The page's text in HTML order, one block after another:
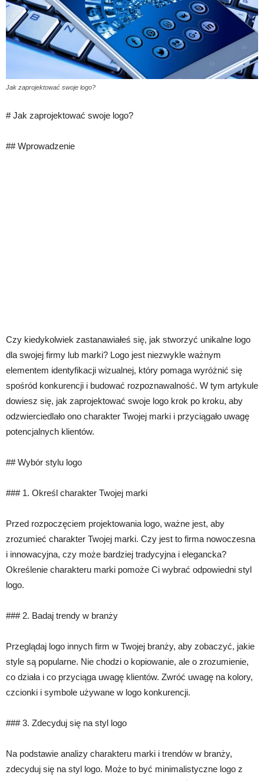
Jak zaprojektować swoje logo?
# Jak zaprojektować swoje logo?
## Wprowadzenie
Czy kiedykolwiek zastanawiałeś się, jak stworzyć unikalne logo
dla swojej firmy lub marki? Logo jest niezwykle ważnym
elementem identyfikacji wizualnej, który pomaga wyróżnić się
spośród konkurencji i budować rozpoznawalność. W tym artykule
dowiesz się, jak zaprojektować swoje logo krok po kroku, aby
odzwierciedlało ono charakter Twojej marki i przyciągało uwagę
potencjalnych klientów.
## Wybór stylu logo
### 1. Określ charakter Twojej marki
Przed rozpoczęciem projektowania logo, ważne jest, aby
zrozumieć charakter Twojej marki. Czy jest to firma nowoczesna
i innowacyjna, czy może bardziej tradycyjna i elegancka?
Określenie charakteru marki pomoże Ci wybrać odpowiedni styl
logo.
### 2. Badaj trendy w branży
Przeglądaj logo innych firm w Twojej branży, aby zobaczyć, jakie
style są popularne. Nie chodzi o kopiowanie, ale o zrozumienie,
co działa i co przyciąga uwagę klientów. Zwróć uwagę na kolory,
czcionki i symbole używane w logo konkurencji.
### 3. Zdecyduj się na styl logo
Na podstawie analizy charakteru marki i trendów w branży,
zdecyduj się na styl logo. Może to być minimalistyczne logo z